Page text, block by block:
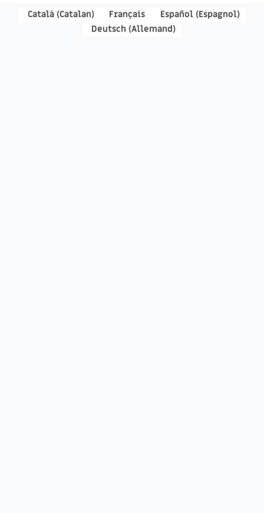
Català(Catalan) Français Español (Espagnol)
Deutsch (Allemand)